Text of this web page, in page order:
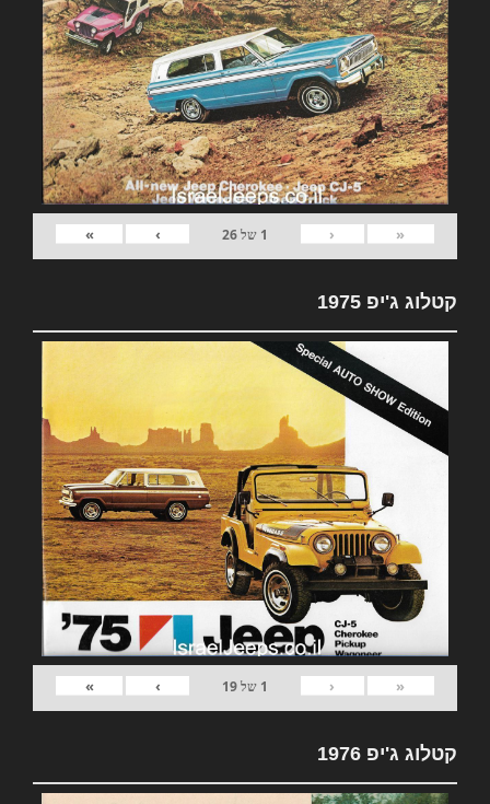
«
‹
1 של26
›
»
קטלוג ג'יפ 1975
«
‹
1 של19
›
»
קטלוג ג'יפ 1976